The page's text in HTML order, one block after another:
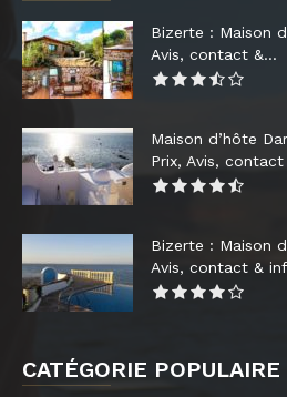
Bizerte : Maison
Avis, contact &...
Maison d’hôte
Prix, Avis,
Bizerte : Maison
Avis, contact &
CATÉGORIE POPULAIRE